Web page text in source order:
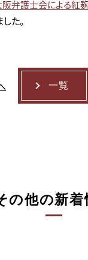
阪弁護士会による紅
た。
一覧
の他の新着